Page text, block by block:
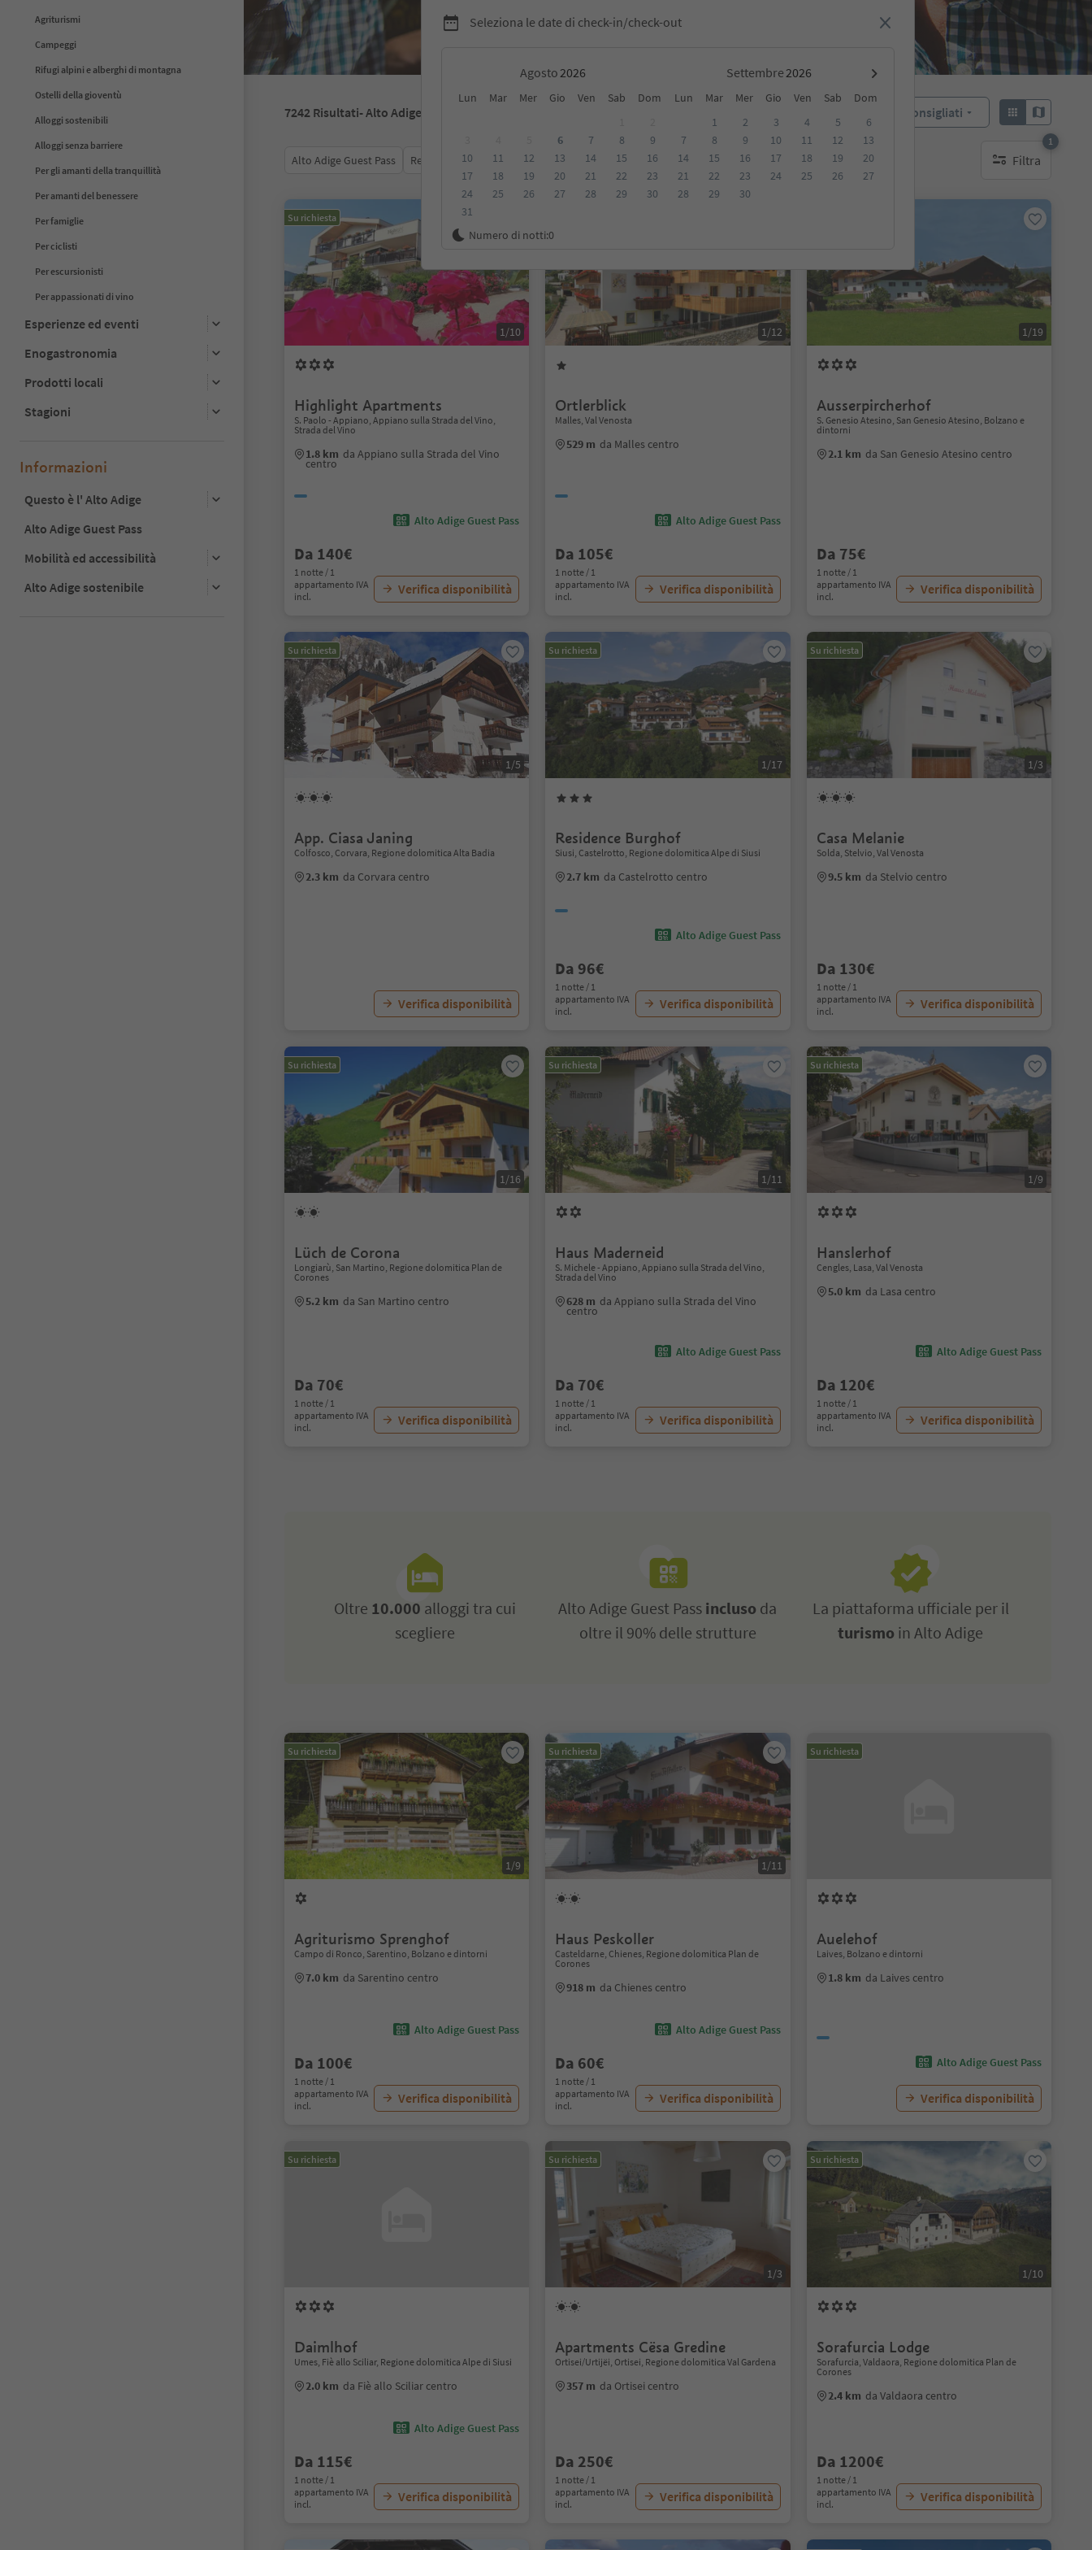
Agriturismi
Campeggi
Rifugi alpini e alberghi di montagna
Ostelli della gioventù
Alloggi sostenibili
Alloggi senza barriere
Per gli amanti della tranquillità
Per amanti del benessere
Per famiglie
Per ciclisti
Per escursionisti
Per appassionati di vino
Esperienze ed eventi
Enogastronomia
Prodotti locali
Stagioni
Informazioni
Questo è l' Alto Adige
Alto Adige Guest Pass
Mobilità ed accessibilità
Alto Adige sostenibile
Seleziona le date di check-in/check-out
Agosto Settembre
Lun Mar Mer Gio Ven Sab Dom Lun Mar Mer Gio Ven Sab
Dom
6 7 8
9
10
11 12 13 14 15
16
17
18 19 20 21 22
23
24
25 26 27 28 29
30
31
1 2 3 4 5
6
7
8 9 10 11 12
13
14
15 16 17 18 19
20
21
22 23 24 25 26
27
28
29 30
Numero di notti:0
7242 Risultati- Alto Adige Consigliati
Alto Adige Guest Pass Recensioni Categoria Trattamento Alloggi sostenibili Filtra
1
1 filtro attivo
Su richiesta
1/10
Highlight Apartments
S. Paolo - Appiano, Appiano sulla Strada del Vino,
Strada del Vino
1.8 km da Appiano sulla Strada del Vino
centro
Alto Adige Guest Pass
Da 140€
1 notte / 1
appartamento IVA
incl.
Verifica disponibilità
1/12
Ortlerblick
Malles, Val Venosta
529 m da Malles centro
Alto Adige Guest Pass
Da 105€
1 notte / 1
appartamento IVA
incl.
Verifica disponibilità
1/19
Ausserpircherhof
S. Genesio Atesino, San Genesio Atesino, Bolzano e
dintorni
2.1 km da San Genesio Atesino centro
Da 75€
1 notte / 1
appartamento IVA
incl.
Verifica disponibilità
Su richiesta
1/5
App. Ciasa Janing
Colfosco, Corvara, Regione dolomitica Alta Badia
2.3 km da Corvara centro
Verifica disponibilità
Su richiesta
1/17
Residence Burghof
Siusi, Castelrotto, Regione dolomitica Alpe di Siusi
2.7 km da Castelrotto centro
Alto Adige Guest Pass
Da 96€
1 notte / 1
appartamento IVA
incl.
Verifica disponibilità
Su richiesta
1/3
Casa Melanie
Solda, Stelvio, Val Venosta
9.5 km da Stelvio centro
Da 130€
1 notte / 1
appartamento IVA
incl.
Verifica disponibilità
Su richiesta
1/16
Lüch de Corona
Longiarù, San Martino, Regione dolomitica Plan de
Corones
5.2 km da San Martino centro
Da 70€
1 notte / 1
appartamento IVA
incl.
Verifica disponibilità
Su richiesta
1/11
Haus Maderneid
S. Michele - Appiano, Appiano sulla Strada del Vino,
Strada del Vino
628 m da Appiano sulla Strada del Vino
centro
Alto Adige Guest Pass
Da 70€
1 notte / 1
appartamento IVA
incl.
Verifica disponibilità
Su richiesta
1/9
Hanslerhof
Cengles, Lasa, Val Venosta
5.0 km da Lasa centro
Alto Adige Guest Pass
Da 120€
1 notte / 1
appartamento IVA
incl.
Verifica disponibilità
Oltre 10.000 alloggi tra cui
scegliere
Alto Adige Guest Pass incluso da
oltre il 90% delle strutture
La piattaforma ufficiale per il
turismo in Alto Adige
Su richiesta
1/9
Agriturismo Sprenghof
Campo di Ronco, Sarentino, Bolzano e dintorni
7.0 km da Sarentino centro
Alto Adige Guest Pass
Da 100€
1 notte / 1
appartamento IVA
incl.
Verifica disponibilità
Su richiesta
1/11
Haus Peskoller
Casteldarne, Chienes, Regione dolomitica Plan de
Corones
918 m da Chienes centro
Alto Adige Guest Pass
Da 60€
1 notte / 1
appartamento IVA
incl.
Verifica disponibilità
Su richiesta
Auelehof
Laives, Bolzano e dintorni
1.8 km da Laives centro
Alto Adige Guest Pass
Verifica disponibilità
Su richiesta
Daimlhof
Umes, Fiè allo Sciliar, Regione dolomitica Alpe di Siusi
2.0 km da Fiè allo Sciliar centro
Alto Adige Guest Pass
Da 115€
1 notte / 1
appartamento IVA
incl.
Verifica disponibilità
Su richiesta
1/3
Apartments Cësa Gredine
Ortisei/Urtijëi, Ortisei, Regione dolomitica Val Gardena
357 m da Ortisei centro
Da 250€
1 notte / 1
appartamento IVA
incl.
Verifica disponibilità
Su richiesta
1/10
Sorafurcia Lodge
Sorafurcia, Valdaora, Regione dolomitica Plan de
Corones
2.4 km da Valdaora centro
Da 1200€
1 notte / 1
appartamento IVA
incl.
Verifica disponibilità